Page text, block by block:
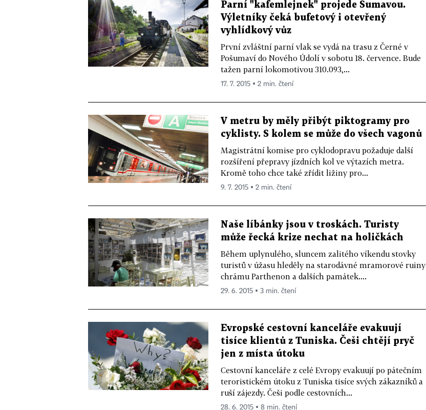
Parní "kafemlejnek" projede Šumavou.
Výletníky čeká bufetový i otevřený
vyhlídkový vůz
První zvláštní parní vlak se vydá na trasu z Černé v
Pošumaví do Nového Údolí v sobotu 18. července. Bude
tažen parní lokomotivou 310.093,...
17. 7. 2015 ▪ 2 min. čtení
V metru by měly přibýt piktogramy pro
cyklisty. S kolem se může do všech vagonů
Magistrátní komise pro cyklodopravu požaduje další
rozšíření přepravy jízdních kol ve výtazích metra.
Kromě toho chce také zřídit ližiny pro...
9. 7. 2015 ▪ 2 min. čtení
Naše líbánky jsou v troskách. Turisty
může řecká krize nechat na holičkách
Během uplynulého, sluncem zalitého víkendu stovky
turistů v úžasu hleděly na starodávné mramorové ruiny
chrámu Parthenon a dalších památek....
29. 6. 2015 ▪ 3 min. čtení
Evropské cestovní kanceláře evakuují
tisíce klientů z Tuniska. Češi chtějí pryč
jen z místa útoku
Cestovní kanceláře z celé Evropy evakuují po pátečním
teroristickém útoku z Tuniska tisíce svých zákazníků a
ruší zájezdy. Češi podle cestovních...
28. 6. 2015 ▪ 8 min. čtení